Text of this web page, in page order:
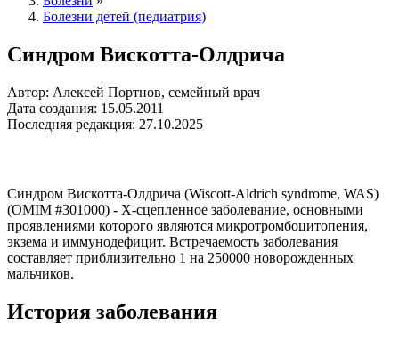
Болезни детей (педиатрия)
Синдром Вискотта-Олдрича
Автор: Алексей Портнов, семейный врач
Дата создания: 15.05.2011
Последняя редакция: 27.10.2025
Синдром Вискотта-Олдрича (Wiscott-Aldrich syndrome, WAS)
(OMIM #301000) - Х-сцепленное заболевание, основными
проявлениями которого являются микротромбоцитопения,
экзема и иммунодефицит. Встречаемость заболевания
составляет приблизительно 1 на 250000 новорожденных
мальчиков.
История заболевания